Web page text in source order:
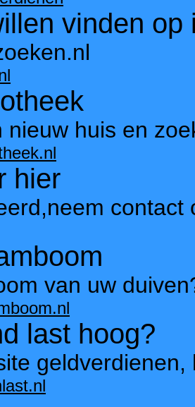
vinden op
nieuw huis en
hier
contact
van uw
last hoog?
geldverdienen,